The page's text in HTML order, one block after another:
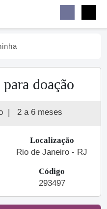
doação
| 2 a 6 meses
Localização
Rio de Janeiro - RJ
Código
293497